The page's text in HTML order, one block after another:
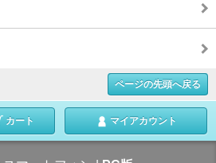
ページの先頭へ戻る
カート マイアカウント